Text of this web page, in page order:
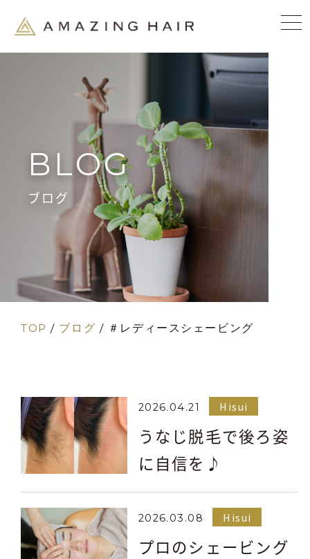
BLOG
ブログ
TOP / ブログ / ＃レディースシェービング
2026.04.21 Hisui
うなじ脱毛で後ろ姿
に自信を♪
2026.03.08 Hisui
プロのシェービング